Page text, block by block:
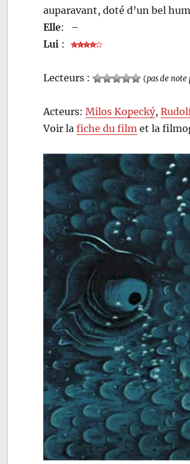
auparavant, doté d’un bel
Elle:
–
Lui :
Lecteurs : (pas de
Acteurs:Milos Kopecký,
Voir lafiche du film et la